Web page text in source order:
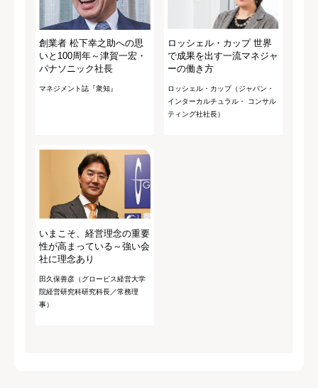
創業者 松下幸之助への思
いと100周年～津賀一宏・
パナソニック社長
マネジメント誌『衆知』
ロッシェル・カップ 世界
で成果を出す一流マネジャ
ーの働き方
ロッシェル・カップ（ジャパン・
インターカルチュラル・ コンサル
ティング社社長）
いまこそ、経営理念の重要
性が高まっている～強い会
社に理念あり
田久保善彦（グロービス経営大学
院経営研究科研究科長／常務理
事）